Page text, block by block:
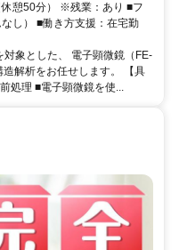
憩50分） ※残業：あり ■フ
し） ■働き方支援：在宅勤
象とした、 電子顕微鏡（FE-
解析をお任せします。 【具
処理 ■電子顕微鏡を使...